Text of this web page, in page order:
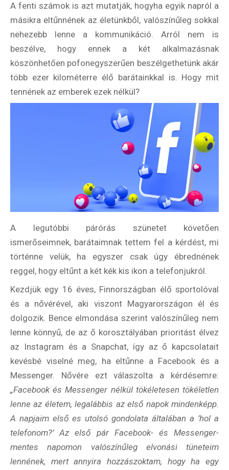
A fenti számok is azt mutatják, hogyha egyik napról a
másikra eltűnnének az életünkből, valószínűleg sokkal
nehezebb lenne a kommunikáció. Arról nem is
beszélve, hogy ennek a két alkalmazásnak
köszönhetően pofonegyszerűen beszélgethetünk akár
több ezer kilométerre élő barátainkkal is. Hogy mit
tennének az emberek ezek nélkül?
A legutóbbi párórás szünetet követően
ismerőseimnek, barátaimnak tettem fel a kérdést, mi
történne velük, ha egyszer csak úgy ébrednének
reggel, hogy eltűnt a két kék kis ikon a telefonjukról.
Kezdjük egy 16 éves, Finnországban élő sportolóval
és a nővérével, aki viszont Magyarországon él és
dolgozik. Bence elmondása szerint valószínűleg nem
lenne könnyű, de az ő korosztályában prioritást élvez
az Instagram és a Snapchat, így az ő kapcsolatait
kevésbé viselné meg, ha eltűnne a Facebook és a
Messenger. Nővére ezt válaszolta a kérdésemre:
„Facebook és Messenger nélkül tökéletesen tökéletlen
lenne az életem, legalábbis az első napok mindenképp.
A napjaim első es utolsó gondolata általában a ’hol a
telefonom?’ Az első pár Facebook- és Messenger-
mentes napomon valószínűleg elvonási tüneteim
lennének, mert annyira hozzászoktam, hogy ha egy